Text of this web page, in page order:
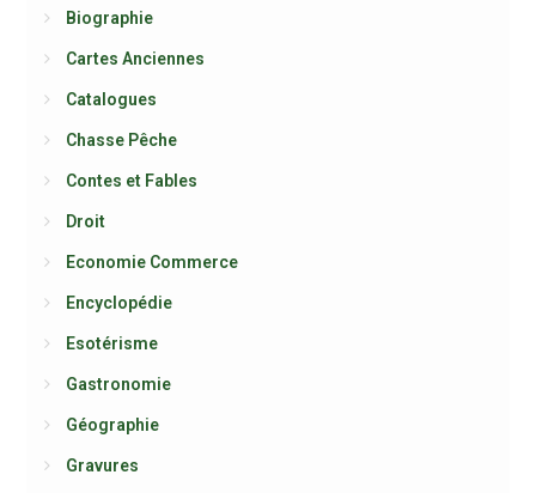
Biographie
Cartes Anciennes
Catalogues
Chasse Pêche
Contes et Fables
Droit
Economie Commerce
Encyclopédie
Esotérisme
Gastronomie
Géographie
Gravures